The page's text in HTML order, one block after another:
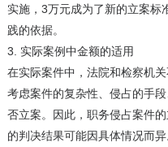
实施，3万元成为了新的立案标
践的依据。
3. 实际案例中金额的适用
在实际案件中，法院和检察机
考虑案件的复杂性、侵占的手
否立案。因此，职务侵占案件
的判决结果可能因具体情况而异